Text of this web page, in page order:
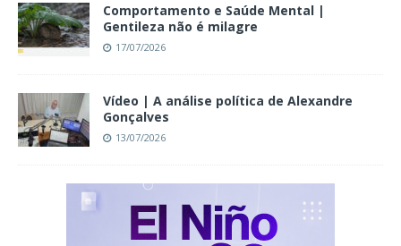
Comportamento e Saúde Mental |
Gentileza não é milagre
17/07/2026
Vídeo | A análise política de Alexandre
Gonçalves
13/07/2026